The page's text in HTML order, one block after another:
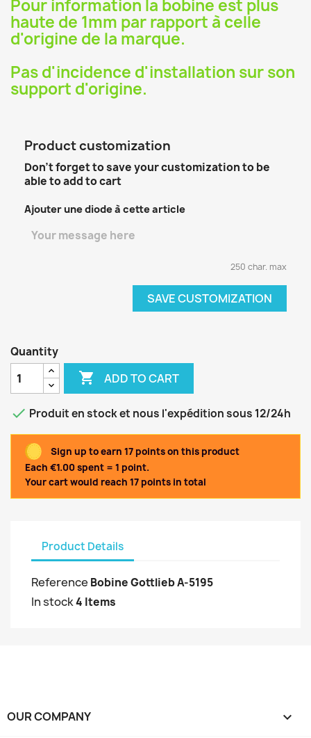
Pour information la bobine est plus
haute de 1mm par rapport à celle
d'origine de la marque.
Pas d'incidence d'installation sur son
support d'origine.
Product customization
Don't forget to save your customization to be
able to add to cart
Ajouter une diode à cette article
250 char. max
SAVE CUSTOMIZATION
Quantity
 ADD TO CART
 Produit en stock et nous l'expédition sous 12/24h
Sign up to earn 17 points on this product
Each €1.00 spent = 1 point.
Your cart would reach 17 points in total
Product Details
Reference Bobine Gottlieb A-5195
In stock4 Items
OUR COMPANY 